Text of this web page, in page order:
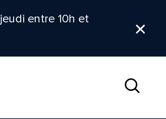
entre 10h et